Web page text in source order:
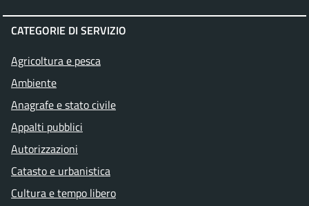
CATEGORIE DI SERVIZIO
Agricoltura e pesca
Ambiente
Anagrafe e stato civile
Appalti pubblici
Autorizzazioni
Catasto e urbanistica
Cultura e tempo libero